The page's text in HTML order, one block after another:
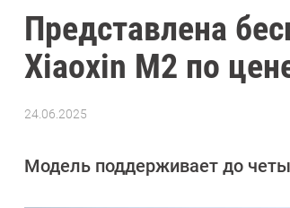
Представлена
Xiaoxin M2 по
24.06.2025
Довлатова
Модель поддерживает до